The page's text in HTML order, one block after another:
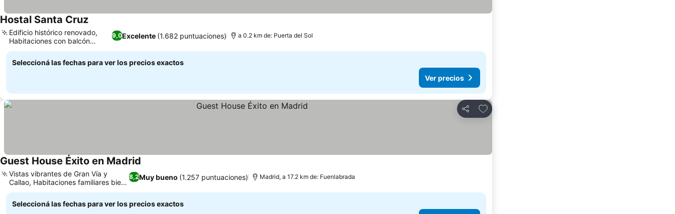
Hostal Santa Cruz
9,0Excelente (1.682 puntuaciones)
Edificio histórico renovado,
Habitaciones con balcón
privado
a 0.2 km de: Puerta del Sol
Seleccioná las fechas para ver los precios exactos
Ver precios
Compartir
Añadir a favoritos
Guest House Éxito en Madrid
8,2Muy bueno (1.257 puntuaciones)
Vistas vibrantes de Gran Vía y
Callao, Habitaciones familiares bien
pensadas
Madrid, a 17.2 km de: Fuenlabrada
Seleccioná las fechas para ver los precios exactos